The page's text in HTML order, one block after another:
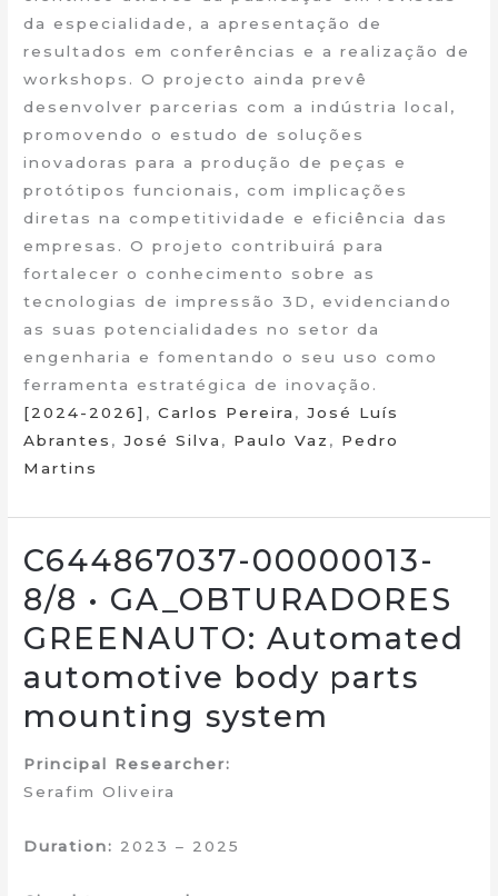
da especialidade, a apresentação de
resultados em conferências e a realização de
workshops. O projecto ainda prevê
desenvolver parcerias com a indústria local,
promovendo o estudo de soluções
inovadoras para a produção de peças e
protótipos funcionais, com implicações
diretas na competitividade e eficiência das
empresas. O projeto contribuirá para
fortalecer o conhecimento sobre as
tecnologias de impressão 3D, evidenciando
as suas potencialidades no setor da
engenharia e fomentando o seu uso como
ferramenta estratégica de inovação.
[2024-2026] ,Carlos Pereira ,José Luís
Abrantes ,José Silva , Paulo Vaz , Pedro
Martins
C644867037-00000013-
8/8 • GA_OBTURADORES
GREENAUTO: Automated
automotive body parts
mounting system
Principal Researcher:
Serafim Oliveira
Duration: 2023 – 2025